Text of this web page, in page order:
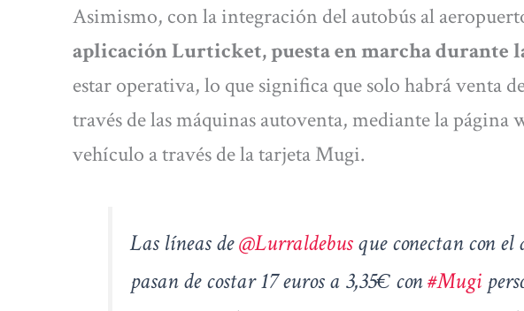
Asimismo, con la integración del autobús al
aplicación Lurticket, puesta en marcha durante
estar operativa, lo que significa que solo habrá venta
través de las máquinas autoventa, mediante la página
vehículo a través de la tarjeta Mugi.
Las líneas de@Lurraldebusque conectan con el
pasan de costar 17 euros a 3,35€ con#Mugi